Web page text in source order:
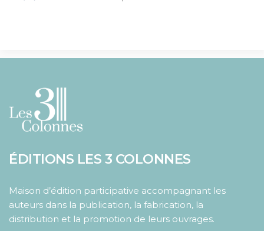
ÉDITIONS LES 3 COLONNES
Maison d’édition participative accompagnant les
auteurs dans la publication, la fabrication, la
distribution et la promotion de leurs ouvrages.